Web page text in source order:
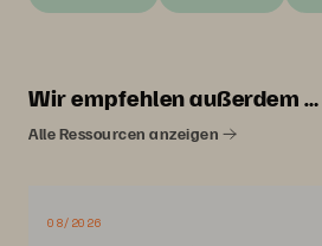
Wir empfehlen außerdem …
Alle Ressourcen anzeigen
08/2026